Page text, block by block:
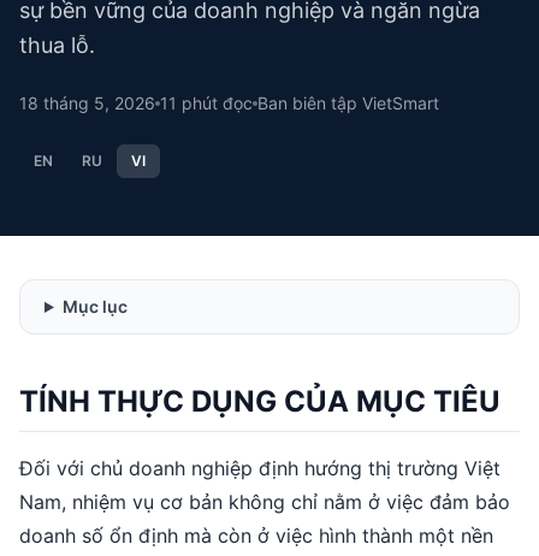
sự bền vững của doanh nghiệp và ngăn ngừa
thua lỗ.
18 tháng 5, 2026 11 phút đọc Ban biên tập VietSmart
EN RU VI
Mục lục
TÍNH THỰC DỤNG CỦA MỤC TIÊU
Đối với chủ doanh nghiệp định hướng thị trường Việt
Nam, nhiệm vụ cơ bản không chỉ nằm ở việc đảm bảo
doanh số ổn định mà còn ở việc hình thành một nền